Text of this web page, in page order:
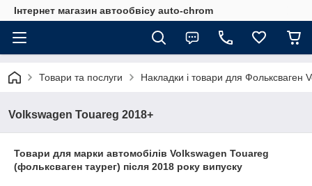
Інтернет магазин автообвісу auto-chrom
Товари та послуги Накладки і товари для Фольксваген
Volkswagen Touareg 2018+
Товари для марки автомобілів Volkswagen Touareg
(фольксваген таурег) після 2018 року випуску